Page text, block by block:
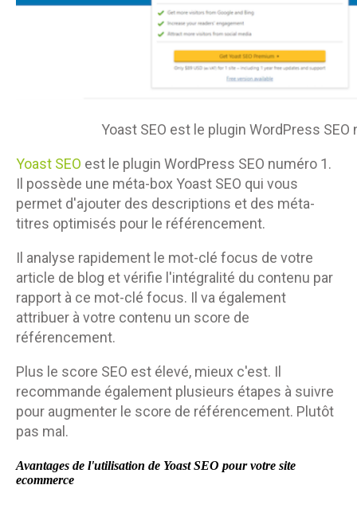
Yoast SEO est le plugin WordPress SEO
Yoast SEO est le plugin WordPress SEO numéro 1.
Il possède une méta-box Yoast SEO qui vous
permet d'ajouter des descriptions et des méta-
titres optimisés pour le référencement.
Il analyse rapidement le mot-clé focus de votre
article de blog et vérifie l'intégralité du contenu par
rapport à ce mot-clé focus. Il va également
attribuer à votre contenu un score de
référencement.
Plus le score SEO est élevé, mieux c'est. Il
recommande également plusieurs étapes à suivre
pour augmenter le score de référencement. Plutôt
pas mal.
Avantages de l'utilisation de Yoast SEO pour votre site
ecommerce